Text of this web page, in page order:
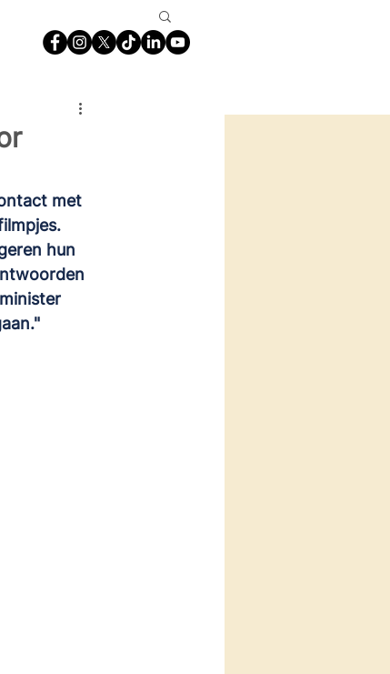
met
hun